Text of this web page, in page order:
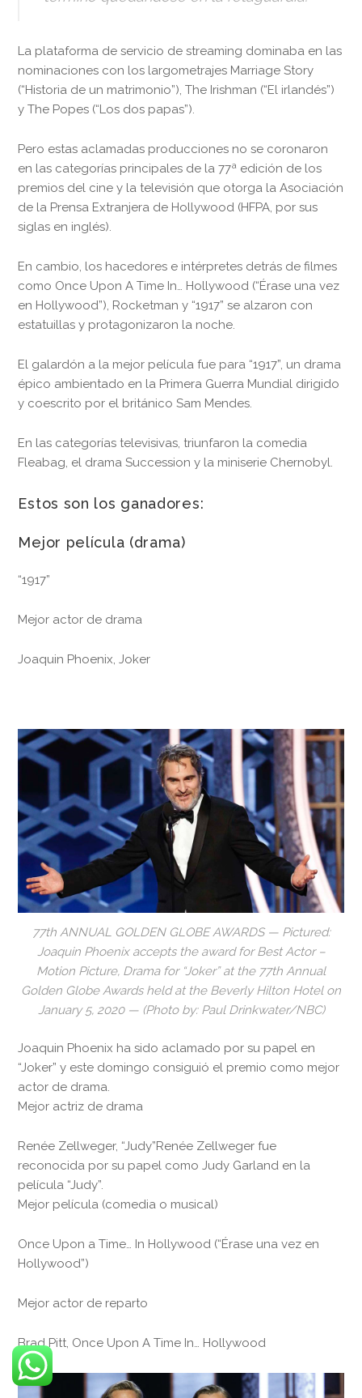
La plataforma de servicio de streaming dominaba en las
nominaciones con los largometrajes Marriage Story
(“Historia de un matrimonio”), The Irishman (“El irlandés”)
y The Popes (“Los dos papas”).
Pero estas aclamadas producciones no se coronaron
en las categorías principales de la 77ª edición de los
premios del cine y la televisión que otorga la Asociación
de la Prensa Extranjera de Hollywood (HFPA, por sus
siglas en inglés).
En cambio, los hacedores e intérpretes detrás de filmes
como Once Upon A Time In… Hollywood (“Érase una vez
en Hollywood”), Rocketman y “1917” se alzaron con
estatuillas y protagonizaron la noche.
El galardón a la mejor película fue para “1917”, un drama
épico ambientado en la Primera Guerra Mundial dirigido
y coescrito por el británico Sam Mendes.
En las categorías televisivas, triunfaron la comedia
Fleabag, el drama Succession y la miniserie Chernobyl.
Estos son los ganadores:
Mejor película (drama)
“1917”
Mejor actor de drama
Joaquin Phoenix, Joker
77th ANNUAL GOLDEN GLOBE AWARDS — Pictured:
Joaquin Phoenix accepts the award for Best Actor –
Motion Picture, Drama for “Joker” at the 77th Annual
Golden Globe Awards held at the Beverly Hilton Hotel on
January 5, 2020 — (Photo by: Paul Drinkwater/NBC)
Joaquin Phoenix ha sido aclamado por su papel en
“Joker” y este domingo consiguió el premio como mejor
actor de drama.
Mejor actriz de drama
Renée Zellweger, “Judy”Renée Zellweger fue
reconocida por su papel como Judy Garland en la
película “Judy”.
Mejor película (comedia o musical)
Once Upon a Time… In Hollywood (“Érase una vez en
Hollywood”)
Mejor actor de reparto
Brad Pitt, Once Upon A Time In… Hollywood